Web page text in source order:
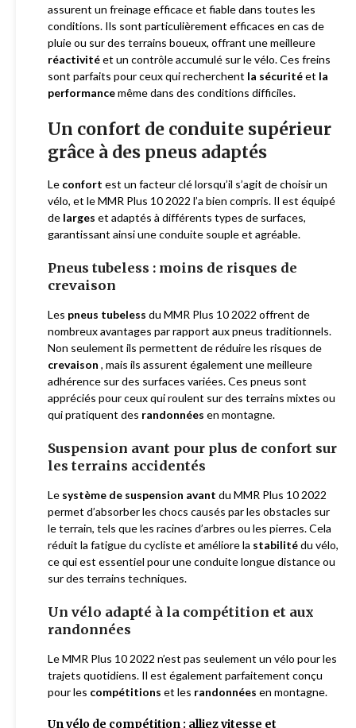
assurent un freinage efficace et fiable dans toutes les
conditions. Ils sont particulièrement efficaces en cas de
pluie ou sur des terrains boueux, offrant une meilleure
réactivitéet un contrôle accumulé sur le vélo. Ces freins
sont parfaits pour ceux qui recherchent la sécuritéet la
performancemême dans des conditions difficiles.
Un confort de conduite supérieur
grâce à des pneus adaptés
Le confort est un facteur clé lorsqu’il s’agit de choisir un
vélo, et le MMR Plus 10 2022 l’a bien compris. Il est équipé
de larges et adaptés à différents types de surfaces,
garantissant ainsi une conduite souple et agréable.
Pneus tubeless : moins de risques de
crevaison
Les pneus tubeless du MMR Plus 10 2022 offrent de
nombreux avantages par rapport aux pneus traditionnels.
Non seulement ils permettent de réduire les risques de
crevaison , mais ils assurent également une meilleure
adhérence sur des surfaces variées. Ces pneus sont
appréciés pour ceux qui roulent sur des terrains mixtes ou
qui pratiquent des randonnées en montagne.
Suspension avant pour plus de confort sur
les terrains accidentés
Le système de suspension avant du MMR Plus 10 2022
permet d’absorber les chocs causés par les obstacles sur
le terrain, tels que les racines d’arbres ou les pierres. Cela
réduit la fatigue du cycliste et améliore la stabilitédu vélo,
ce qui est essentiel pour une conduite longue distance ou
sur des terrains techniques.
Un vélo adapté à la compétition et aux
randonnées
Le MMR Plus 10 2022 n’est pas seulement un vélo pour les
trajets quotidiens. Il est également parfaitement conçu
pour les compétitions et les randonnées en montagne.
Un vélo de compétition : alliez vitesse et